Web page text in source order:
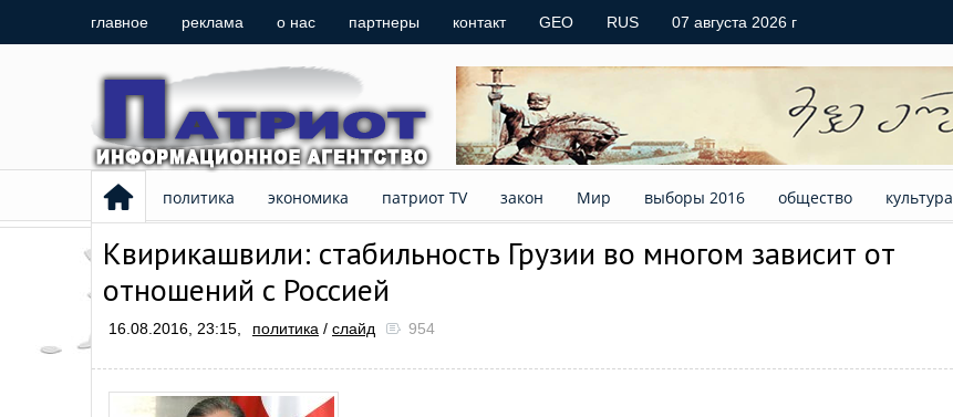
главное реклама о нас партнеры контакт GEO RUS 07 августа 2026 г
политика экономика патриот TV закон Мир выборы 2016 общество культура
Квирикашвили: стабильность Грузии во многом зависит от
отношений с Россией
16.08.2016, 23:15, политика / слайд 954